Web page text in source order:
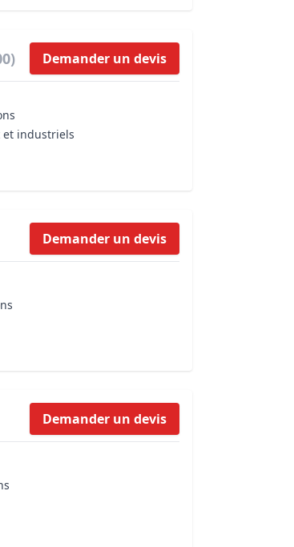
Demander un devis
et industriels
Demander un devis
Demander un devis